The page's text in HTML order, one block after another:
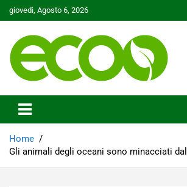
Skip
to
giovedì, Agosto 6, 2026
Ecoo.it
Home
Gli animali degli oceani sono minacciati